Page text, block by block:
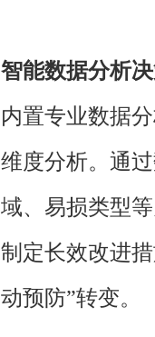
智能数据分析
内置专业数据
维度分析。通
域、易损类型
制定长效改进
动预防”转变。